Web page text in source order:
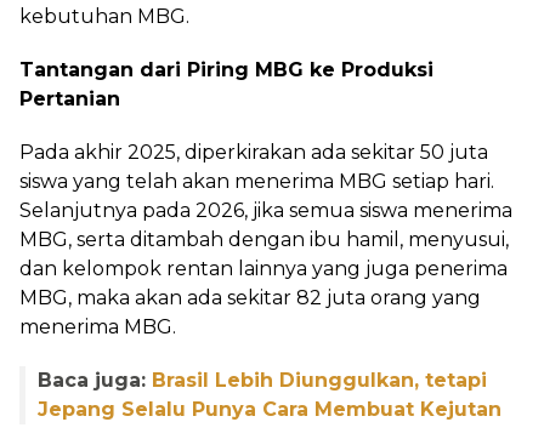
kebutuhan MBG.
Tantangan dari Piring MBG ke Produksi
Pertanian
Pada akhir 2025, diperkirakan ada sekitar 50 juta
siswa yang telah akan menerima MBG setiap hari.
Selanjutnya pada 2026, jika semua siswa menerima
MBG, serta ditambah dengan ibu hamil, menyusui,
dan kelompok rentan lainnya yang juga penerima
MBG, maka akan ada sekitar 82 juta orang yang
menerima MBG.
Baca juga: Brasil Lebih Diunggulkan, tetapi
Jepang Selalu Punya Cara Membuat Kejutan